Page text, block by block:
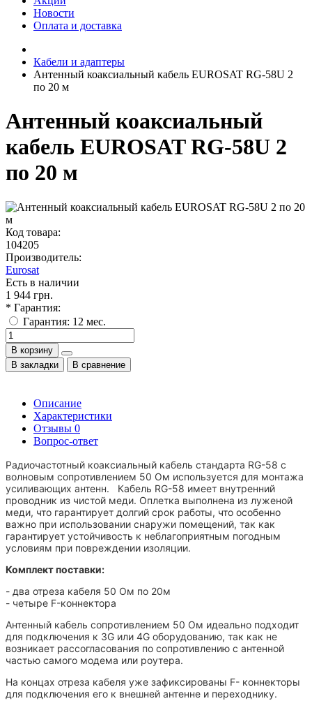
Новости
Оплата и доставка
Кабели и адаптеры
Антенный коаксиальный кабель EUROSAT RG-58U 2
по 20 м
Антенный коаксиальный
кабель EUROSAT RG-58U 2
по 20 м
Код товара:
104205
Производитель:
Eurosat
Есть в наличии
1 944 грн.
* Гарантия:
Гарантия: 12 мес.
В корзину
В закладки
В сравнение
Описание
Характеристики
Отзывы 0
Вопрос-ответ
Радиочастотный коаксиальный кабель стандарта RG-58 с
волновым сопротивлением 50 Ом используется для монтажа
усиливающих антенн. Кабель RG-58 имеет внутренний
проводник из чистой меди. Оплетка выполнена из луженой
меди, что гарантирует долгий срок работы, что особенно
важно при использовании снаружи помещений, так как
гарантирует устойчивость к неблагоприятным погодным
условиям при повреждении изоляции.
Комплект поставки:
- два отреза кабеля 50 Ом по 20м
- четыре F-коннектора
Антенный кабель сопротивлением 50 Ом идеально подходит
для подключения к 3G или 4G оборудованию, так как не
возникает рассогласования по сопротивлению с антенной
частью самого модема или роутера.
На концах отреза кабеля уже зафиксированы F- коннекторы
для подключения его к внешней антенне и переходнику.